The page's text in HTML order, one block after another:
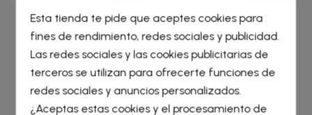
BUCOMETASANA 30
COMPRIMIDOS PARA
CHUPAR
11,12 €
TUSHEEL JARABE PARA LA
GARGANTA 1...
5,31 €
Crear lista de deseos
Nombre de la lista de deseos
Iniciar sesión
Debe iniciar sesión para guardar productos en su lista de
Esta tienda te pide que aceptes cookies para
fines de rendimiento, redes sociales y publicidad.
Las redes sociales y las cookies publicitarias de
terceros se utilizan para ofrecerte funciones de
redes sociales y anuncios personalizados.
¿Aceptas estas cookies y el procesamiento de